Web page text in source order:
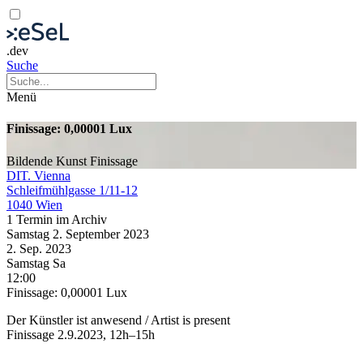
.dev
Suche
Menü
Finissage: 0,00001 Lux
Bildende Kunst Finissage
DIT. Vienna
Schleifmühlgasse 1/11-12
1040 Wien
1 Termin im Archiv
Samstag 2. September 2023
2. Sep. 2023
Samstag Sa
12:00
Finissage: 0,00001 Lux
Der Künstler ist anwesend / Artist is present
Finissage 2.9.2023, 12h–15h